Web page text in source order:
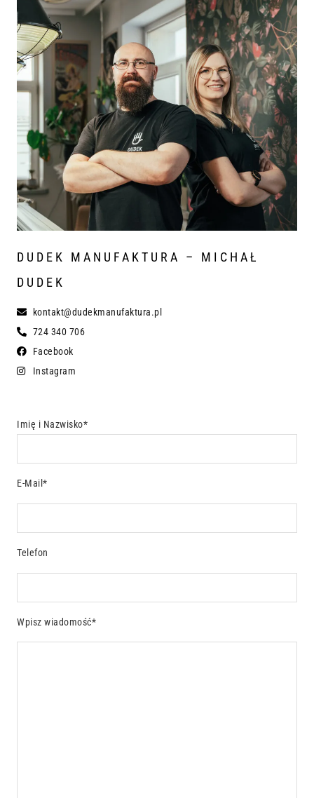
DUDEK MANUFAKTURA – MICHAŁ
DUDEK
kontakt@dudekmanufaktura.pl
724 340 706
Facebook
Instagram
Imię i Nazwisko*
E-Mail*
Telefon
Wpisz wiadomość*